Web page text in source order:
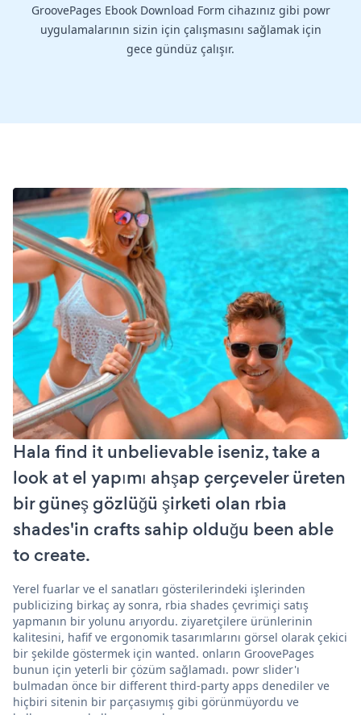
GroovePages Ebook Download Form cihazınız gibi powr
uygulamalarının sizin için çalışmasını sağlamak için
gece gündüz çalışır.
Hala find it unbelievable iseniz, take a
look at el yapımı ahşap çerçeveler üreten
bir güneş gözlüğü şirketi olan rbia
shades'in crafts sahip olduğu been able
to create.
Yerel fuarlar ve el sanatları gösterilerindeki işlerinden
publicizing birkaç ay sonra, rbia shades çevrimiçi satış
yapmanın bir yolunu arıyordu. ziyaretçilere ürünlerinin
kalitesini, hafif ve ergonomik tasarımlarını görsel olarak çekici
bir şekilde göstermek için wanted. onların GroovePages
bunun için yeterli bir çözüm sağlamadı. powr slider'ı
bulmadan önce bir different third-party apps denediler ve
hiçbiri sitenin bir parçasıymış gibi görünmüyordu ve